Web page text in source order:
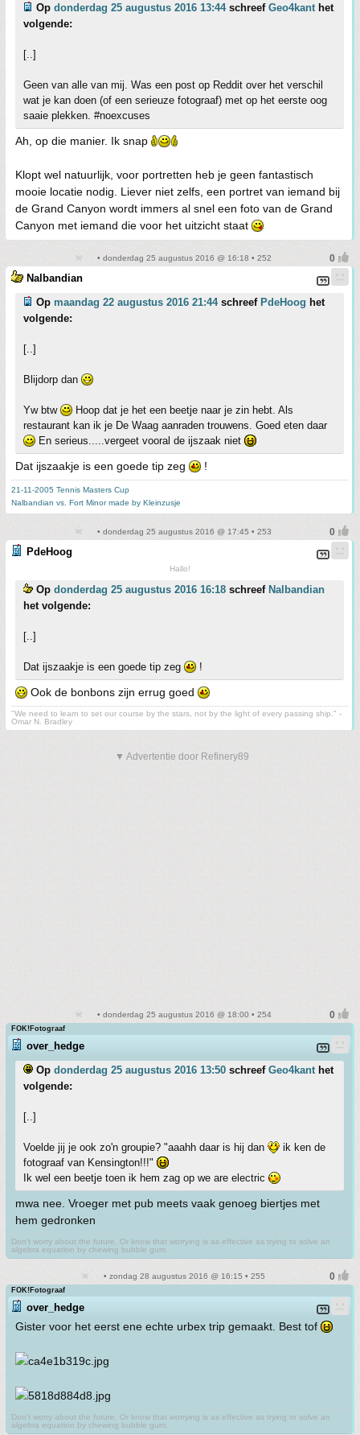
Op donderdag 25 augustus 2016 13:44schreef Geo4kanthet
volgende:
[..]
Geen van alle van mij. Was een post op Reddit over het verschil
wat je kan doen (of een serieuze fotograaf) met op het eerste oog
saaie plekken. #noexcuses
Ah, op die manier. Ik snap
Klopt wel natuurlijk, voor portretten heb je geen fantastisch
mooie locatie nodig. Liever niet zelfs, een portret van iemand bij
de Grand Canyon wordt immers al snel een foto van de Grand
Canyon met iemand die voor het uitzicht staat
• donderdag 25 augustus 2016 @ 16:18 • 252
Nalbandian
Op maandag 22 augustus 2016 21:44schreef PdeHoog het
volgende:
[..]
Blijdorp dan
Yw btw
Hoop dat je het een beetje naar je zin hebt. Als
restaurant kan ik je De Waag aanraden trouwens. Goed eten daar
En serieus.....vergeet vooral de ijszaak niet
Dat ijszaakje is een goede tip zeg !
21-11-2005 Tennis Masters Cup
Nalbandian vs. Fort Minor made by Kleinzusje
• donderdag 25 augustus 2016 @ 17:45 • 253
PdeHoog
Hallo!
Op donderdag 25 augustus 2016 16:18 schreef Nalbandian
het volgende:
[..]
Dat ijszaakje is een goede tip zeg !
Ook de bonbons zijn errug goed
"We need to learn to set our course by the stars, not by the light of every passing ship." -
Omar N. Bradley
▼ Advertentie door Refinery89
• donderdag 25 augustus 2016 @ 18:00 • 254
FOK!Fotograaf
over_hedge
Op donderdag 25 augustus 2016 13:50 schreef Geo4kanthet
volgende:
[..]
Voelde jij je ook zo'n groupie? "aaahh daar is hij dan
ik ken de
fotograaf van Kensington!!!"
Ik wel een beetje toen ik hem zag op we are electric
mwa nee. Vroeger met pub meets vaak genoeg biertjes met
hem gedronken
Don't worry about the future. Or know that worrying is as effective as trying to solve an
algebra equation by chewing bubble gum.
• zondag 28 augustus 2016 @ 16:15 • 255
FOK!Fotograaf
over_hedge
Gister voor het eerst ene echte urbex trip gemaakt. Best tof
Don't worry about the future. Or know that worrying is as effective as trying to solve an
algebra equation by chewing bubble gum.